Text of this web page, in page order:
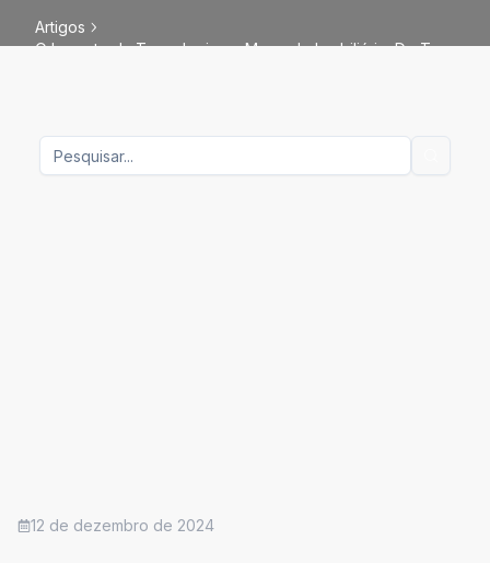
Artigos
O Impacto da Tecnologia no Mercado Imobiliário: Do Tour
12 de dezembro de 2024